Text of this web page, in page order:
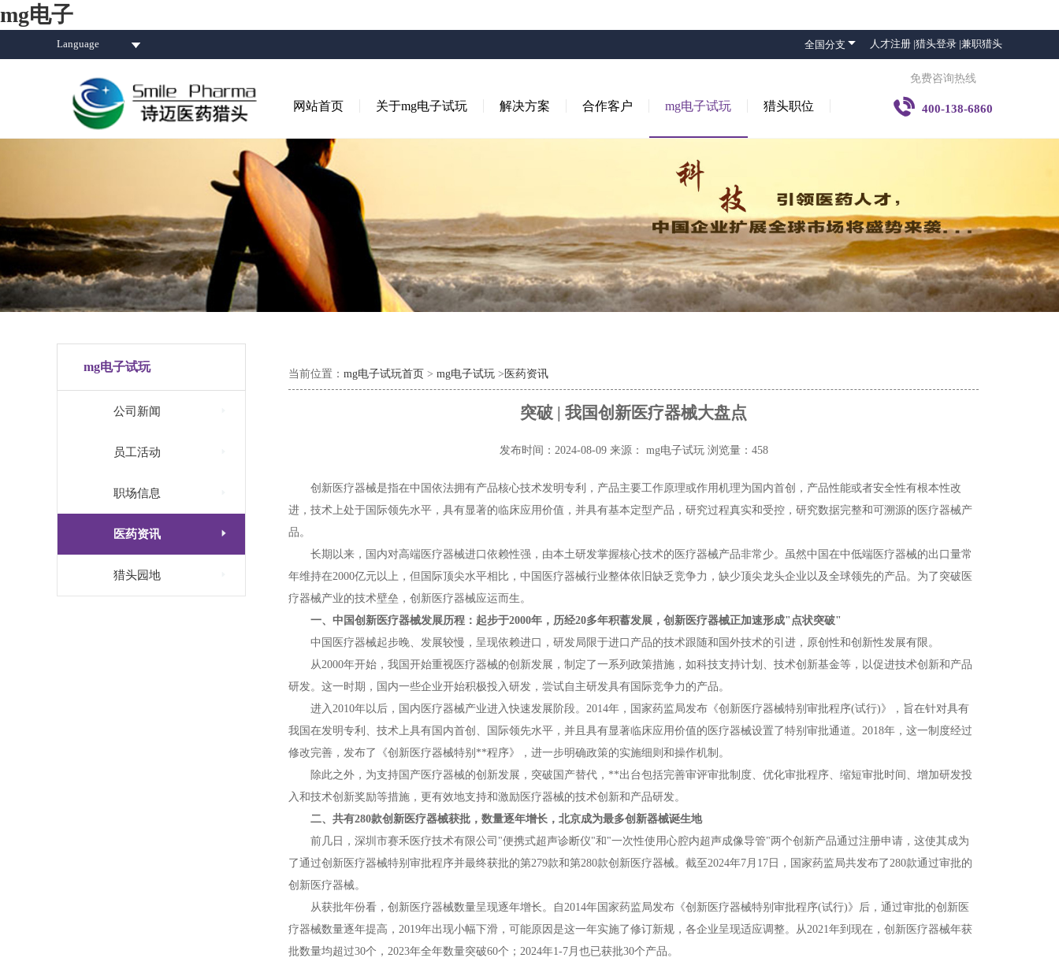
mg电子
Language 全国分支  人才注册 |猎头登录 |兼职猎头
网站首页 关于mg电子试玩 解决方案 合作客户 mg电子试玩 猎头职位
免费咨询热线
 400-138-6860
mg电子试玩
公司新闻
员工活动
职场信息
医药资讯 
猎头园地
当前位置： mg电子试玩首页 > mg电子试玩 > 医药资讯
突破 | 我国创新医疗器械大盘点
发布时间：2024-08-09 来源： mg电子试玩 浏览量：458
创新医疗器械是指在中国依法拥有产品核心技术发明专利，产品主要工作原理或作用机理为国内首创，产品性能或者安全性有根本性改
进，技术上处于国际领先水平，具有显著的临床应用价值，并具有基本定型产品，研究过程真实和受控，研究数据完整和可溯源的医疗器械产
品。
长期以来，国内对高端医疗器械进口依赖性强，由本土研发掌握核心技术的医疗器械产品非常少。虽然中国在中低端医疗器械的出口量常
年维持在2000亿元以上，但国际顶尖水平相比，中国医疗器械行业整体依旧缺乏竞争力，缺少顶尖龙头企业以及全球领先的产品。为了突破医
疗器械产业的技术壁垒，创新医疗器械应运而生。
一、中国创新医疗器械发展历程：起步于2000年，历经20多年积蓄发展，创新医疗器械正加速形成"点状突破"
中国医疗器械起步晚、发展较慢，呈现依赖进口，研发局限于进口产品的技术跟随和国外技术的引进，原创性和创新性发展有限。
从2000年开始，我国开始重视医疗器械的创新发展，制定了一系列政策措施，如科技支持计划、技术创新基金等，以促进技术创新和产品
研发。这一时期，国内一些企业开始积极投入研发，尝试自主研发具有国际竞争力的产品。
进入2010年以后，国内医疗器械产业进入快速发展阶段。2014年，国家药监局发布《创新医疗器械特别审批程序(试行)》，旨在针对具有
我国在发明专利、技术上具有国内首创、国际领先水平，并且具有显著临床应用价值的医疗器械设置了特别审批通道。2018年，这一制度经过
修改完善，发布了《创新医疗器械特别**程序》，进一步明确政策的实施细则和操作机制。
除此之外，为支持国产医疗器械的创新发展，突破国产替代，**出台包括完善审评审批制度、优化审批程序、缩短审批时间、增加研发投
入和技术创新奖励等措施，更有效地支持和激励医疗器械的技术创新和产品研发。
二、共有280款创新医疗器械获批，数量逐年增长，北京成为最多创新器械诞生地
前几日，深圳市赛禾医疗技术有限公司"便携式超声诊断仪"和"一次性使用心腔内超声成像导管"两个创新产品通过注册申请，这使其成为
了通过创新医疗器械特别审批程序并最终获批的第279款和第280款创新医疗器械。截至2024年7月17日，国家药监局共发布了280款通过审批的
创新医疗器械。
从获批年份看，创新医疗器械数量呈现逐年增长。自2014年国家药监局发布《创新医疗器械特别审批程序(试行)》后，通过审批的创新医
疗器械数量逐年提高，2019年出现小幅下滑，可能原因是这一年实施了修订新规，各企业呈现适应调整。从2021年到现在，创新医疗器械年获
批数量均超过30个，2023年全年数量突破60个；2024年1-7月也已获批30个产品。